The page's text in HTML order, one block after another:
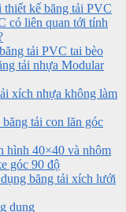
kế băng tải PVC
có liên quan tới tính
tải PVC tai bèo
tải nhựa Modular
xích nhựa không làm
tải con lăn góc
hình 40×40 và nhôm
góc 90 độ
băng tải xích lưới
dụng